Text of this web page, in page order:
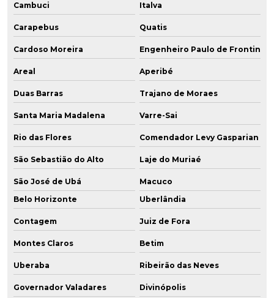
Cambuci Italva
Carapebus Quatis
Cardoso Moreira Engenheiro Paulo de Frontin
Areal Aperibé
Duas Barras Trajano de Moraes
Santa Maria Madalena Varre-Sai
Rio das Flores Comendador Levy Gasparian
São Sebastião do Alto Laje do Muriaé
São José de Ubá
Macuco
Belo Horizonte
Uberlândia
Contagem Juiz de Fora
Montes Claros Betim
Uberaba Ribeirão das Neves
Governador Valadares Divinópolis